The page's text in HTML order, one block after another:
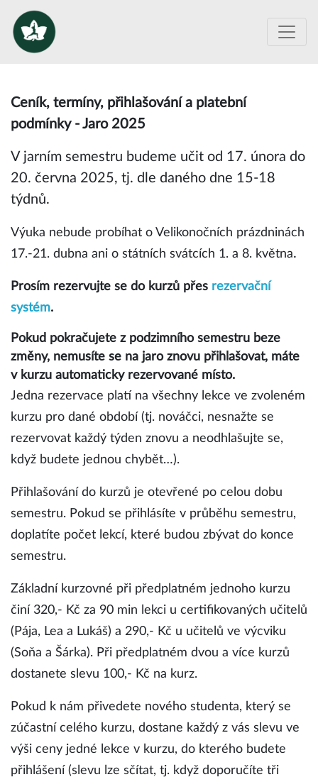
Ceník, termíny, přihlašování a platební
podmínky - Jaro 2025
V jarním semestru budeme učit od 17. února do
20. června 2025, tj. dle daného dne 15-18
týdnů.
Výuka nebude probíhat o Velikonočních prázdninách
17.-21. dubna ani o státních svátcích 1. a 8. května.
Prosím rezervujte se do kurzů přes rezervační
systém.
Pokud pokračujete z podzimního semestru beze
změny, nemusíte se na jaro znovu přihlašovat, máte
v kurzu automaticky rezervované místo.
Jedna rezervace platí na všechny lekce ve zvoleném
kurzu pro dané období (tj. nováčci, nesnažte se
rezervovat každý týden znovu a neodhlašujte se,
když budete jednou chybět…).
Přihlašování do kurzů je otevřené po celou dobu
semestru. Pokud se přihlásíte v průběhu semestru,
doplatíte počet lekcí, které budou zbývat do konce
semestru.
Základní kurzovné při předplatném jednoho kurzu
činí 320,- Kč za 90 min lekci u certifikovaných učitelů
(Pája, Lea a Lukáš) a 290,- Kč u učitelů ve výcviku
(Soňa a Šárka). Při předplatném dvou a více kurzů
dostanete slevu 100,- Kč na kurz.
Pokud k nám přivedete nového studenta, který se
zúčastní celého kurzu, dostane každý z vás slevu ve
výši ceny jedné lekce v kurzu, do kterého budete
přihlášení (slevu lze sčítat, tj. když doporučíte tři